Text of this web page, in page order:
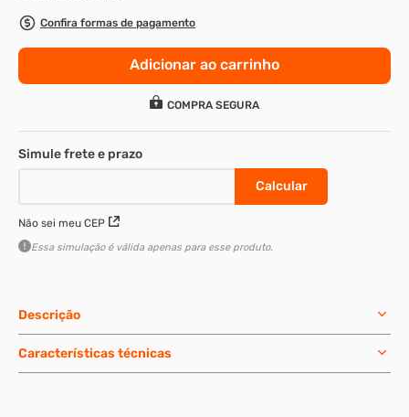
Confira formas de pagamento
Adicionar ao carrinho
COMPRA SEGURA
Não sei meu CEP
Essa simulação é válida apenas para esse produto.
Descrição
Características técnicas
parafuso m4